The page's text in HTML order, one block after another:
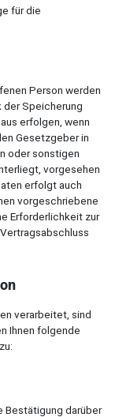
für die
Person werden
Speicherung
erfolgen, wenn
Gesetzgeber in
oder sonstigen
vorgesehen
erfolgt auch
vorgeschriebene
Erforderlichkeit zur
verarbeitet, sind
Ihnen folgende
Bestätigung darüber